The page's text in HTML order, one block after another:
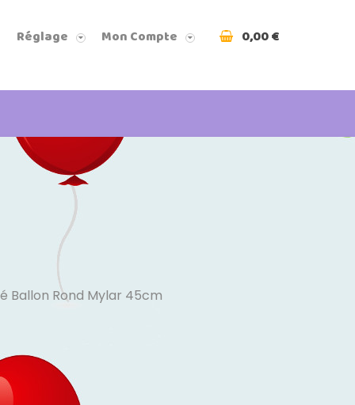
Réglage Mon Compte 0,00 €
Ballon Rond Mylar 45cm